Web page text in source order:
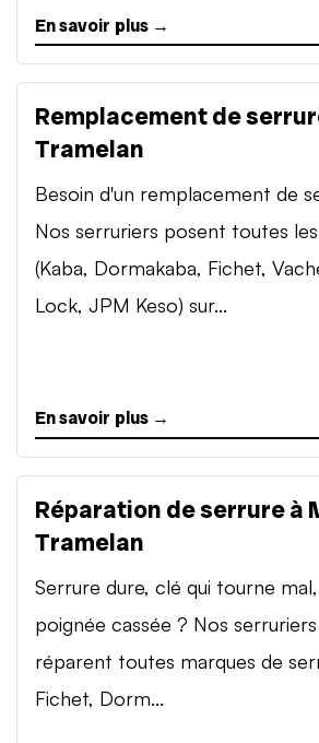
En savoir plus →
Remplacement de
Tramelan
Besoin d'un remplacement de
Nos serruriers posent toutes
(Kaba, Dormakaba, Fichet,
Lock, JPM Keso) sur...
En savoir plus →
Réparation de serrure à
Tramelan
Serrure dure, clé qui tourne
poignée cassée ? Nos
réparent toutes marques de
Fichet, Dorm...